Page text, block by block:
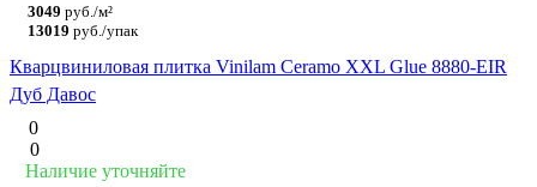
3049 руб./м²
13019 руб./упак
Кварцвиниловая плитка Vinilam Ceramo XXL Glue 8880-EIR
Дуб Давос
0
0
Наличие уточняйте